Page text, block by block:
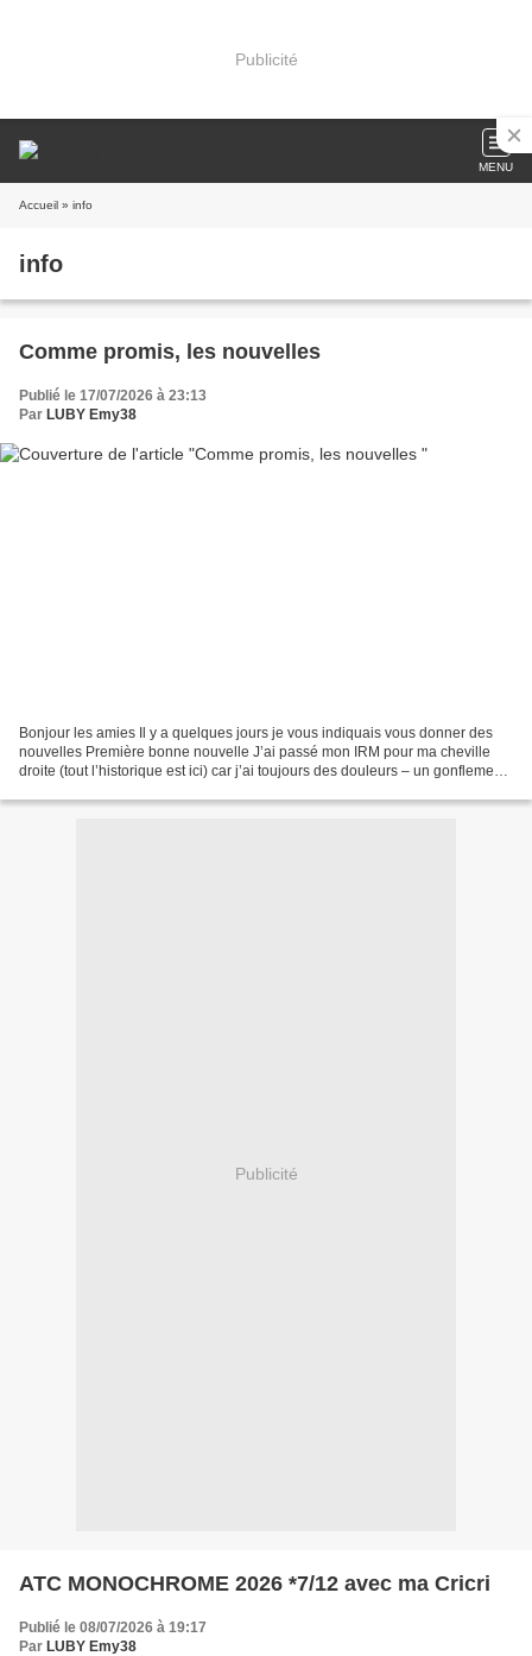
Publicité
MENU
Accueil » info
info
Comme promis, les nouvelles
Publié le 17/07/2026 à 23:13
Par LUBY Emy38
Bonjour les amies Il y a quelques jours je vous indiquais vous donner des
nouvelles Première bonne nouvelle J’ai passé mon IRM pour ma cheville
droite (tout l’historique est ici) car j’ai toujours des douleurs – un gonflement
Publicité
ATC MONOCHROME 2026 *7/12 avec ma Cricri
Publié le 08/07/2026 à 19:17
Par LUBY Emy38